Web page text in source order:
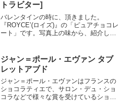
トラビター]
バレンタインの時に、頂きました。
『ROYCE’(ロイズ)』の「ピュアチョコレ
ート」です。写真上の味から、紹介しま
んの少しだけミルクのまろやかさを加
え、 食べやすく仕...
ジャン＝ポール・エヴァン タブ
レットアブド
ジャン＝ポール・エヴァンはフランスの
ショコラティエで、サロン・デュ・ショ
コラなどで様々な賞を受けているショコ